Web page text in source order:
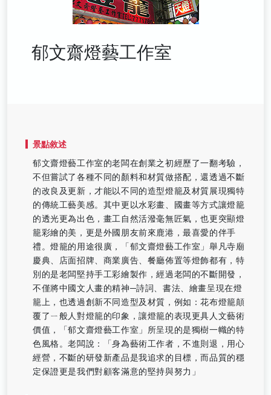
郁文齋燈藝工作室
景點敘述
郁文齋燈藝工作室的老闆在創業之初經歷了一翻考驗，
不但嘗試了各種不同的顏料和材質做搭配，還透過不斷
的改良及更新，才能以不同的造型燈籠及材質展現獨特
的傳統工藝美感。其中更以水彩畫、國畫等方式讓燈籠
的透光更為出色，畫工自然活潑毫無匠氣，也更突顯燈
籠彩繪的美，更是外國朋友前來鹿港，最喜愛的伴手
禮。燈籠的用途很廣，「郁文齋燈藝工作室」舉凡寺廟
慶典、店面招牌、商業廣告、餐廳佈置等燈飾都有，特
別的是老闆堅持手工彩繪製作，經過老闆的不斷開發，
不僅將中國文人畫的精神─詩詞、書法、繪畫呈現在燈
籠上，也透過創新不同造型及材質，例如：花布燈籠顛
覆了ㄧ般人對燈籠的印象，讓燈籠的表現更具人文藝術
價值，「郁文齋燈藝工作室」所呈現的是獨樹一幟的特
色風格。老闆說：「身為藝術工作者，不進則退，用心
經營，不斷的研發新產品是我追求的目標，而品質的穩
定保證更是我們對顧客滿意的堅持與努力」